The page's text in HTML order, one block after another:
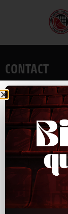
CONTACT
9, rue
52000
Accueil
Actu
Billetterie